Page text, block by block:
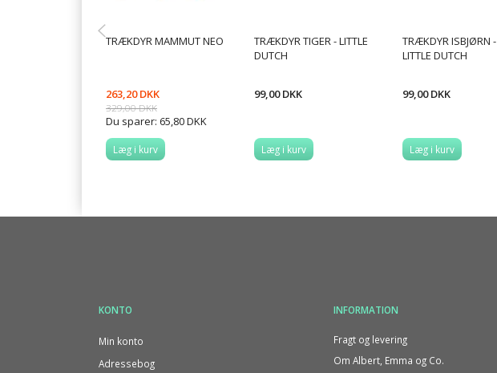
TRÆKDYR MAMMUT NEO
263,20 DKK
329,00 DKK
Du sparer: 65,80 DKK
Læg i kurv
TRÆKDYR TIGER - LITTLE
DUTCH
99,00 DKK
Læg i kurv
TRÆKDYR ISBJØRN -
LITTLE DUTCH
99,00 DKK
Læg i kurv
KONTO
Min konto
Adressebog
INFORMATION
Fragt og levering
Om Albert, Emma og Co.